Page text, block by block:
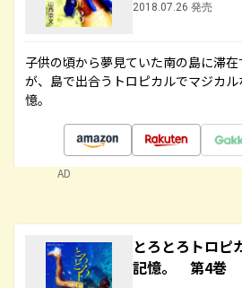
2018.07.26 発売
子供の頃から夢見ていた南の島に滞
が、島で出合うトロピカルでマジカ
憶。
AD
とろとろトロ
記憶。 第4巻